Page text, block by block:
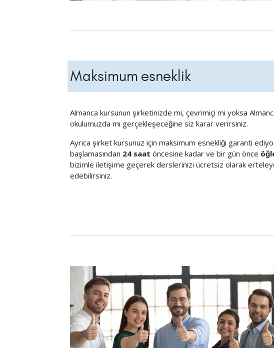
Maksimum esneklik
Almanca kursunun şirketinizde mi, çevrimiçi mi yoksa
okulumuzda mı gerçekleşeceğine siz karar verirsiniz.
Ayrıca şirket kursunuz için maksimum esnekliği garanti
başlamasından 24 saat öncesine kadar ve bir gün önce
bizimle iletişime geçerek derslerinizi ücretsiz olarak
edebilirsiniz.